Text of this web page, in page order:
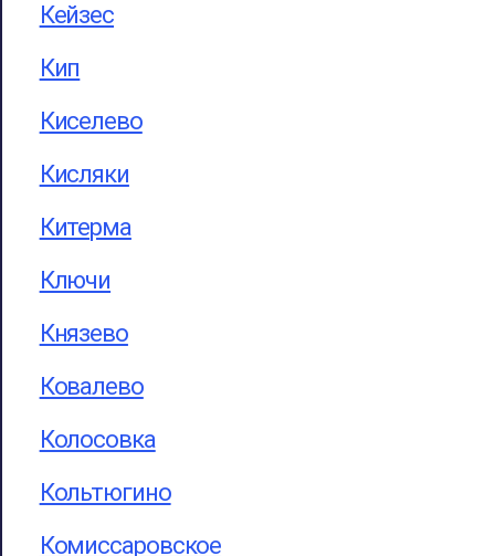
Кейзес
Кип
Киселево
Кисляки
Китерма
Ключи
Князево
Ковалево
Колосовка
Кольтюгино
Комиссаровское